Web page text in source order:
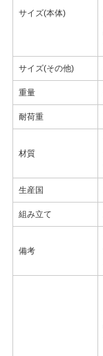
サイズ(本体)
サイズ(その他)
重量
耐荷重
材質
生産国
組み立て
備考